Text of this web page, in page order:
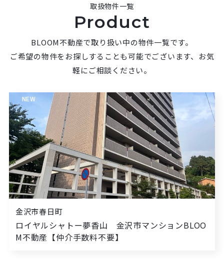
取扱物件一覧
Product
BLOOM不動産で取り扱い中の物件一覧です。
ご希望の物件をお探しすることも可能でございます、お気
軽にご相談ください。
金沢市春日町
ロイヤルシャトー夢香山 金沢市マンションBLOO
M不動産【仲介手数料不要】
NEW